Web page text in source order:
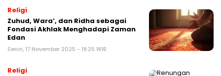
Religi
Zuhud, Wara’, dan Ridha sebagai
Fondasi Akhlak Menghadapi Zaman
Edan
Senin, 17 November 2025 - 18:25 WIB
Religi